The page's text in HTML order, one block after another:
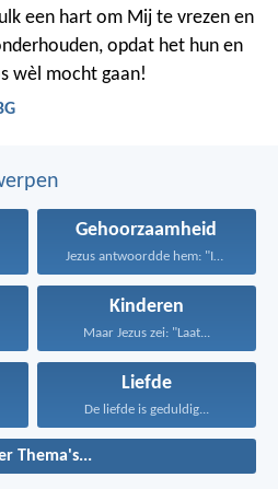
een hart om Mij te vrezen en
opdat het hun en
wèl mocht gaan!
Gehoorzaamheid
Jezus antwoordde hem: "Iemand...
Kinderen
Maar Jezus zei: "Laat...
Liefde
De liefde is geduldig...
Thema's...